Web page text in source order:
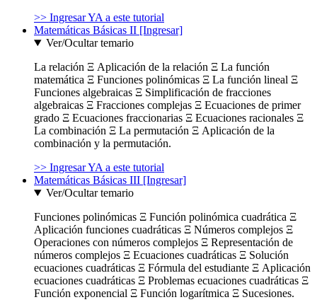
>> Ingresar YA a este tutorial
Matemáticas Básicas II [Ingresar]
Ver/Ocultar temario
La relación Ξ Aplicación de la relación Ξ La función
matemática Ξ Funciones polinómicas Ξ La función lineal Ξ
Funciones algebraicas Ξ Simplificación de fracciones
algebraicas Ξ Fracciones complejas Ξ Ecuaciones de primer
grado Ξ Ecuaciones fraccionarias Ξ Ecuaciones racionales Ξ
La combinación Ξ La permutación Ξ Aplicación de la
combinación y la permutación.
>> Ingresar YA a este tutorial
Matemáticas Básicas III [Ingresar]
Ver/Ocultar temario
Funciones polinómicas Ξ Función polinómica cuadrática Ξ
Aplicación funciones cuadráticas Ξ Números complejos Ξ
Operaciones con números complejos Ξ Representación de
números complejos Ξ Ecuaciones cuadráticas Ξ Solución
ecuaciones cuadráticas Ξ Fórmula del estudiante Ξ Aplicación
ecuaciones cuadráticas Ξ Problemas ecuaciones cuadráticas Ξ
Función exponencial Ξ Función logarítmica Ξ Sucesiones.